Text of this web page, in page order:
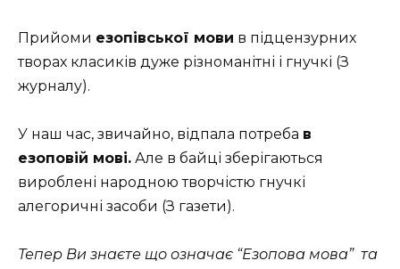
Прийоми езопівської мови в підцензурних
творах класиків дуже різноманітні і гнучкі (З
журналу).
У наш час, звичайно, відпала потреба в
езоповій мові. Але в байці зберігаються
вироблені народною творчістю гнучкі
алегоричні засоби (З газети).
Тепер Ви знаєте що означає “Езопова мова” та